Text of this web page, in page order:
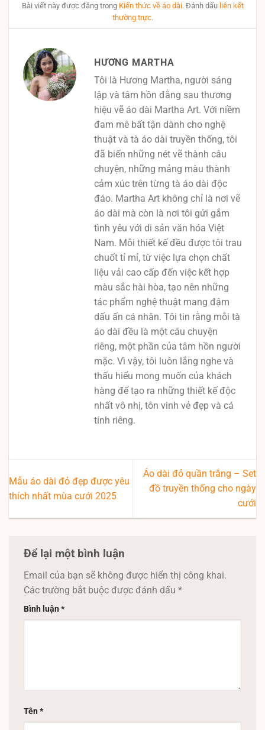
Bài viết này được đăng trong Kiến thức về áo dài. Đánh dấu liên kết
thường trực.
HƯƠNG MARTHA
Tôi là Hương Martha, người sáng
lập và tâm hồn đằng sau thương
hiệu vẽ áo dài Martha Art. Với niềm
đam mê bất tận dành cho nghệ
thuật và tà áo dài truyền thống, tôi
đã biến những nét vẽ thành câu
chuyện, những mảng màu thành
cảm xúc trên từng tà áo dài độc
đáo. Martha Art không chỉ là nơi vẽ
áo dài mà còn là nơi tôi gửi gắm
tình yêu với di sản văn hóa Việt
Nam. Mỗi thiết kế đều được tôi trau
chuốt tỉ mỉ, từ việc lựa chọn chất
liệu vải cao cấp đến việc kết hợp
màu sắc hài hòa, tạo nên những
tác phẩm nghệ thuật mang đậm
dấu ấn cá nhân. Tôi tin rằng mỗi tà
áo dài đều là một câu chuyện
riêng, một phần của tâm hồn người
mặc. Vì vậy, tôi luôn lắng nghe và
thấu hiểu mong muốn của khách
hàng để tạo ra những thiết kế độc
nhất vô nhị, tôn vinh vẻ đẹp và cá
tính riêng.
Mẫu áo dài đỏ đẹp được yêu
thích nhất mùa cưới 2025
Áo dài đỏ quần trắng – Set
đồ truyền thống cho ngày
cưới
Để lại một bình luận
Email của bạn sẽ không được hiển thị công khai.
Các trường bắt buộc được đánh dấu *
Bình luận*
Tên*